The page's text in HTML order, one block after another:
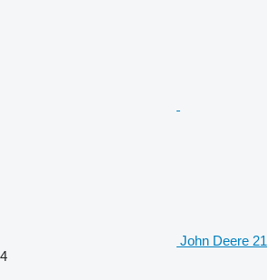
John Deere
4